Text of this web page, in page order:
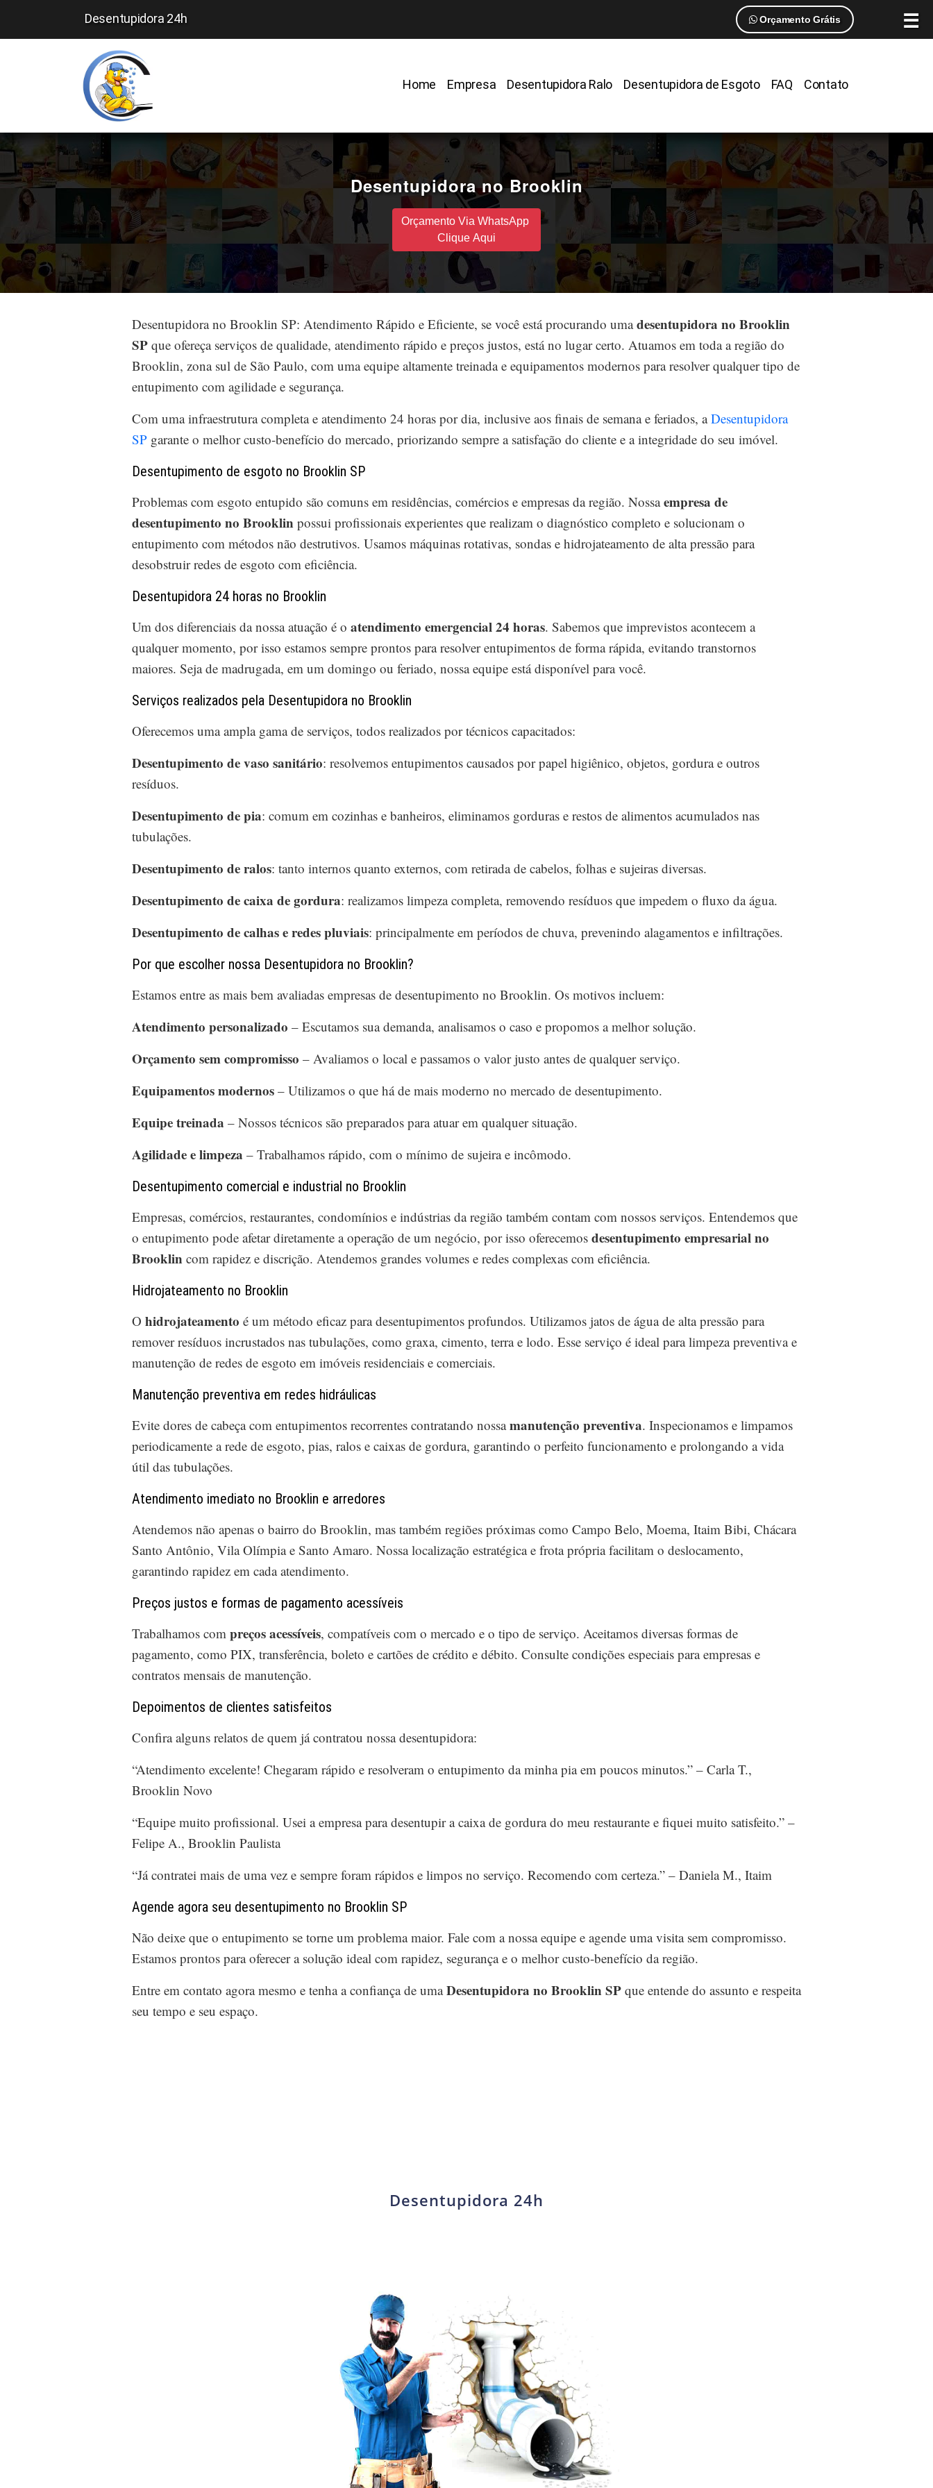
☰
Desentupidora 24h Orçamento Grátis
Home Empresa Desentupidora Ralo Desentupidora de Esgoto FAQ Contato
Desentupidora no Brooklin
Orçamento Via WhatsApp
Clique Aqui
Desentupidora no Brooklin SP: Atendimento Rápido e Eficiente, se você está procurando umadesentupidora no Brooklin
SP que ofereça serviços de qualidade, atendimento rápido e preços justos, está no lugar certo. Atuamos em toda a região do
Brooklin, zona sul de São Paulo, com uma equipe altamente treinada e equipamentos modernos para resolver qualquer tipo de
entupimento com agilidade e segurança.
Com uma infraestrutura completa e atendimento 24 horas por dia, inclusive aos finais de semana e feriados, aDesentupidora
SP garante o melhor custo-benefício do mercado, priorizando sempre a satisfação do cliente e a integridade do seu imóvel.
Desentupimento de esgoto no Brooklin SP
Problemas com esgoto entupido são comuns em residências, comércios e empresas da região. Nossaempresa de
desentupimento no Brooklin possui profissionais experientes que realizam o diagnóstico completo e solucionam o
entupimento com métodos não destrutivos. Usamos máquinas rotativas, sondas e hidrojateamento de alta pressão para
desobstruir redes de esgoto com eficiência.
Desentupidora 24 horas no Brooklin
Um dos diferenciais da nossa atuação é o atendimento emergencial 24 horas. Sabemos que imprevistos acontecem a
qualquer momento, por isso estamos sempre prontos para resolver entupimentos de forma rápida, evitando transtornos
maiores. Seja de madrugada, em um domingo ou feriado, nossa equipe está disponível para você.
Serviços realizados pela Desentupidora no Brooklin
Oferecemos uma ampla gama de serviços, todos realizados por técnicos capacitados:
Desentupimento de vaso sanitário: resolvemos entupimentos causados por papel higiênico, objetos, gordura e outros
resíduos.
Desentupimento de pia: comum em cozinhas e banheiros, eliminamos gorduras e restos de alimentos acumulados nas
tubulações.
Desentupimento de ralos: tanto internos quanto externos, com retirada de cabelos, folhas e sujeiras diversas.
Desentupimento de caixa de gordura: realizamos limpeza completa, removendo resíduos que impedem o fluxo da água.
Desentupimento de calhas e redes pluviais: principalmente em períodos de chuva, prevenindo alagamentos e infiltrações.
Por que escolher nossa Desentupidora no Brooklin?
Estamos entre as mais bem avaliadas empresas de desentupimento no Brooklin. Os motivos incluem:
Atendimento personalizado – Escutamos sua demanda, analisamos o caso e propomos a melhor solução.
Orçamento sem compromisso – Avaliamos o local e passamos o valor justo antes de qualquer serviço.
Equipamentos modernos – Utilizamos o que há de mais moderno no mercado de desentupimento.
Equipe treinada – Nossos técnicos são preparados para atuar em qualquer situação.
Agilidade e limpeza – Trabalhamos rápido, com o mínimo de sujeira e incômodo.
Desentupimento comercial e industrial no Brooklin
Empresas, comércios, restaurantes, condomínios e indústrias da região também contam com nossos serviços. Entendemos que
o entupimento pode afetar diretamente a operação de um negócio, por isso oferecemos desentupimento empresarial no
Brooklin com rapidez e discrição. Atendemos grandes volumes e redes complexas com eficiência.
Hidrojateamento no Brooklin
O hidrojateamento é um método eficaz para desentupimentos profundos. Utilizamos jatos de água de alta pressão para
remover resíduos incrustados nas tubulações, como graxa, cimento, terra e lodo. Esse serviço é ideal para limpeza preventiva e
manutenção de redes de esgoto em imóveis residenciais e comerciais.
Manutenção preventiva em redes hidráulicas
Evite dores de cabeça com entupimentos recorrentes contratando nossamanutenção preventiva. Inspecionamos e limpamos
periodicamente a rede de esgoto, pias, ralos e caixas de gordura, garantindo o perfeito funcionamento e prolongando a vida
útil das tubulações.
Atendimento imediato no Brooklin e arredores
Atendemos não apenas o bairro do Brooklin, mas também regiões próximas como Campo Belo, Moema, Itaim Bibi, Chácara
Santo Antônio, Vila Olímpia e Santo Amaro. Nossa localização estratégica e frota própria facilitam o deslocamento,
garantindo rapidez em cada atendimento.
Preços justos e formas de pagamento acessíveis
Trabalhamos com preços acessíveis, compatíveis com o mercado e o tipo de serviço. Aceitamos diversas formas de
pagamento, como PIX, transferência, boleto e cartões de crédito e débito. Consulte condições especiais para empresas e
contratos mensais de manutenção.
Depoimentos de clientes satisfeitos
Confira alguns relatos de quem já contratou nossa desentupidora:
“Atendimento excelente! Chegaram rápido e resolveram o entupimento da minha pia em poucos minutos.” – Carla T.,
Brooklin Novo
“Equipe muito profissional. Usei a empresa para desentupir a caixa de gordura do meu restaurante e fiquei muito satisfeito.” –
Felipe A., Brooklin Paulista
“Já contratei mais de uma vez e sempre foram rápidos e limpos no serviço. Recomendo com certeza.” – Daniela M., Itaim
Agende agora seu desentupimento no Brooklin SP
Não deixe que o entupimento se torne um problema maior. Fale com a nossa equipe e agende uma visita sem compromisso.
Estamos prontos para oferecer a solução ideal com rapidez, segurança e o melhor custo-benefício da região.
Entre em contato agora mesmo e tenha a confiança de umaDesentupidora no Brooklin SP que entende do assunto e respeita
seu tempo e seu espaço.
Desentupidora 24h